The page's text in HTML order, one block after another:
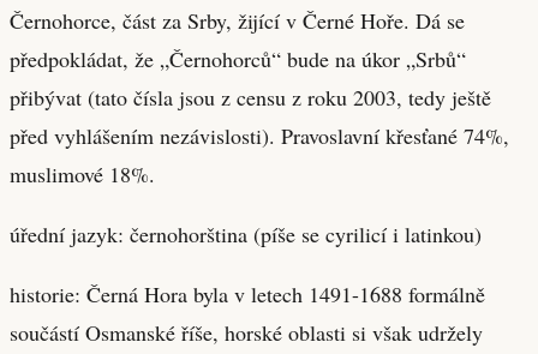
Černohorce, část za Srby, žijící v Černé Hoře. Dá se
předpokládat, že „Černohorců“ bude na úkor „Srbů“
přibývat (tato čísla jsou z censu z roku 2003, tedy ještě
před vyhlášením nezávislosti). Pravoslavní křesťané 74%,
muslimové 18%.
úřední jazyk: černohorština (píše se cyrilicí i latinkou)
historie: Černá Hora byla v letech 1491-1688 formálně
součástí Osmanské říše, horské oblasti si však udržely